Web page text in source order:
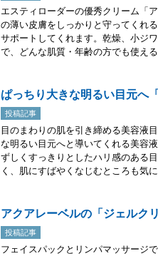
エスティローダーの優秀クリーム「
の薄い皮膚をしっかりと守ってくれ
サポートしてくれます。乾燥、小ジ
で、どんな肌質・年齢の方でも使え
ぱっちり大きな明るい目元へ
投稿記事
目のまわりの肌を引き締める美容液
な明るい目元へと導いてくれる美容
ずしくすっきりとしたハリ感のある
く、肌にすばやくなじむところも気
アクアレーベルの「ジェルク
投稿記事
フェイスパックとリンパマッサージ